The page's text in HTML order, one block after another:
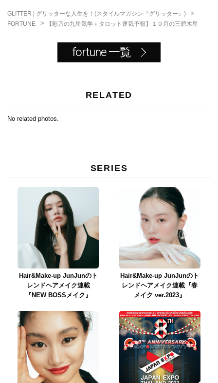
o
o
k
GLITTER | グリッターな人生を！(スタイルマガジン『グリッター』) >
FORTUNE > 【彩乃の九星気学＋タロット運気予報】１０月の三碧木星
fortune 一覧
RELATED
No related photos.
SERIES
Hair&Make-up JunJunのト
レンドヘアメイク連載
『NEW BOSSメイク』
Hair&Make-up JunJunのト
レンドヘアメイク連載『春
メイク ver.2023』